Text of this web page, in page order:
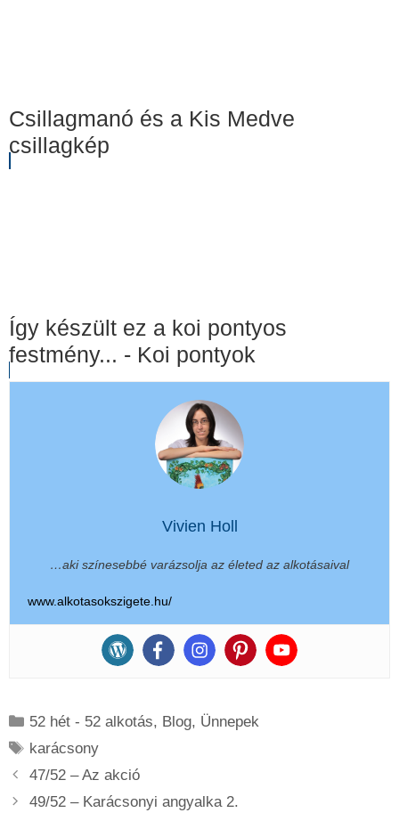
Csillagmanó és a Kis Medve
csillagkép
Így készült ez a koi pontyos
festmény... - Koi pontyok
Vivien Holl
…aki színesebbé varázsolja az életed az alkotásaival
www.alkotasokszigete.hu/
Kategória
52 hét - 52 alkotás, Blog, Ünnepek
Címkék
karácsony
47/52 – Az akció
49/52 – Karácsonyi angyalka 2.